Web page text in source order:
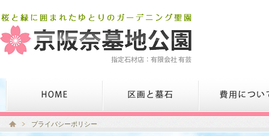
プライバシーポリシー